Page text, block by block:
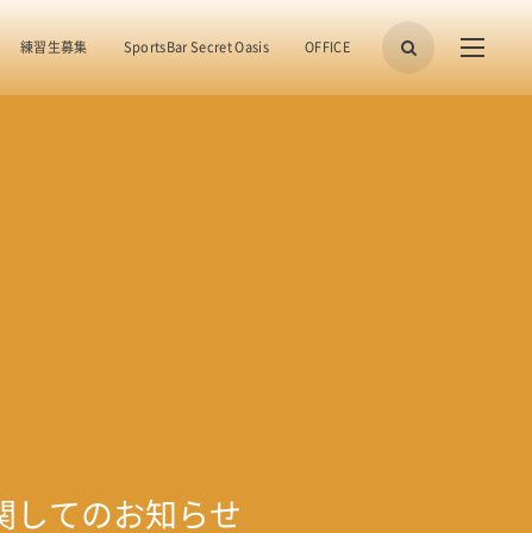
練習生募集 SportsBar Secret Oasis OFFICE
してのお知らせ